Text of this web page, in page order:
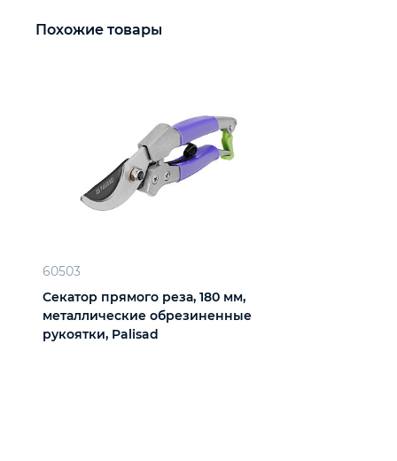
Похожие товары
60503
Секатор прямого реза, 180 мм,
металлические обрезиненные
рукоятки, Palisad